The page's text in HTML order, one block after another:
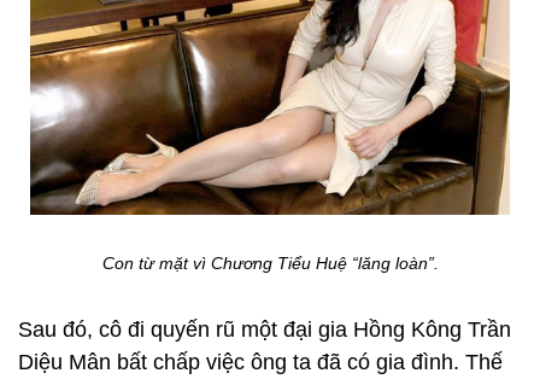
Con từ mặt vì Chương Tiểu Huệ “lăng loàn”.
Sau đó, cô đi quyến rũ một đại gia Hồng Kông Trần
Diệu Mân bất chấp việc ông ta đã có gia đình. Thế